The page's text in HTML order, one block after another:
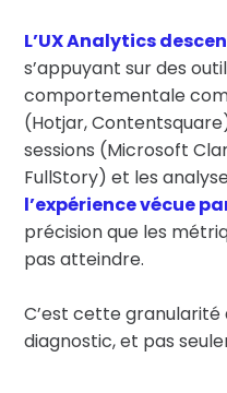
L’UX Analytics
s’appuyant sur des
comportementale
(Hotjar,
sessions (Microsoft
FullStory) et les
l’expérience vécue
précision que les
pas atteindre.
C’est cette granularité
diagnostic, et pas